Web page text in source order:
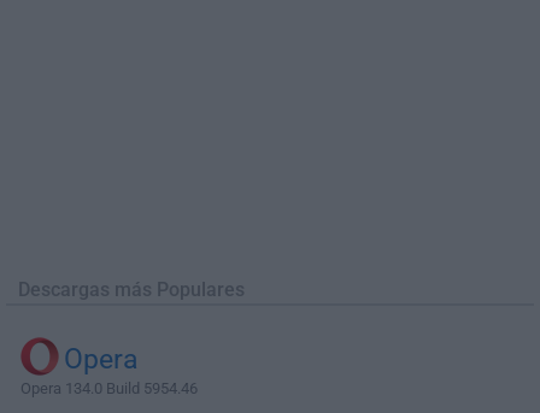
Descargas más Populares
Opera
Opera 134.0 Build 5954.46